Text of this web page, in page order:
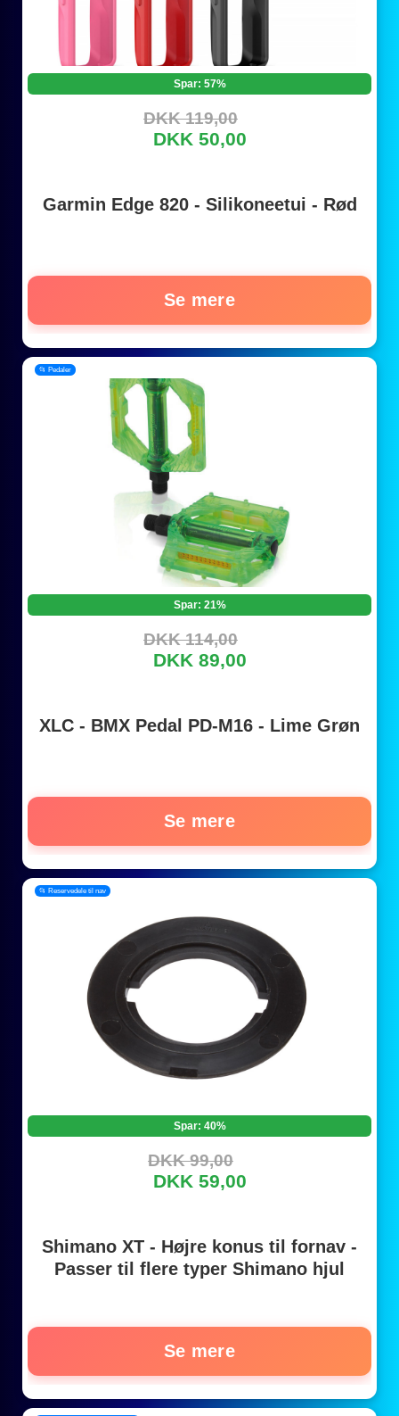
Spar: 57%
DKK 119,00
DKK 50,00
Garmin Edge 820 - Silikoneetui - Rød
Se mere
📂 Pedaler
Spar: 21%
DKK 114,00
DKK 89,00
XLC - BMX Pedal PD-M16 - Lime Grøn
Se mere
📂 Reservedele til nav
Spar: 40%
DKK 99,00
DKK 59,00
Shimano XT - Højre konus til fornav -
Passer til flere typer Shimano hjul
Se mere